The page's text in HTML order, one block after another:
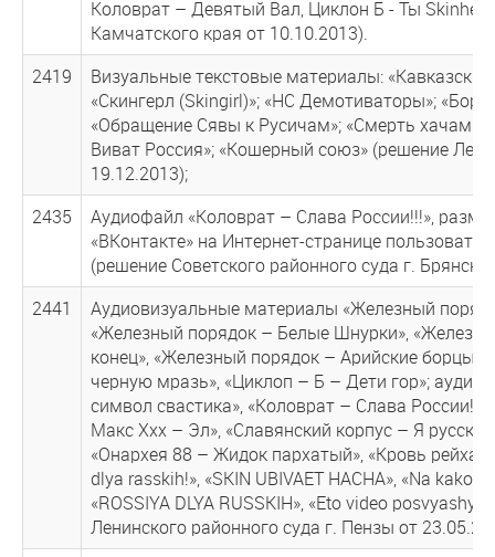
Коловрат – Девятый Вал, Циклон Б - Ты
Камчатского края от 10.10.2013).
2419
Визуальные текстовые материалы:
«Скингерл (Skingirl)»; «НС Демотиваторы»;
«Обращение Сявы к Русичам»; «Смерть
Виват Россия»; «Кошерный союз» (решение
19.12.2013);
2435
Аудиофайл «Коловрат – Слава России!!!»,
«ВКонтакте» на Интернет-странице
(решение Советского районного суда г. Брянска
2441
Аудиовизуальные материалы «Железный
«Железный порядок – Белые Шнурки»,
конец», «Железный порядок – Арийские
черную мразь», «Циклоп – Б – Дети гор»;
символ свастика», «Коловрат – Слава
Макс Ххх – Эл», «Славянский корпус – Я
«Онархея 88 – Жидок пархатый», «Кровь рейха
dlya rasskih!», «SKIN UBIVAET HACHA», «Na
«ROSSIYA DLYA RUSSKIH», «Eto video
Ленинского районного суда г. Пензы от